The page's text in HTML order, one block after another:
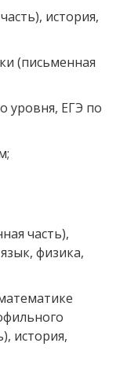
история,
(письменная
уровня, ЕГЭ по
часть),
физика,
история,